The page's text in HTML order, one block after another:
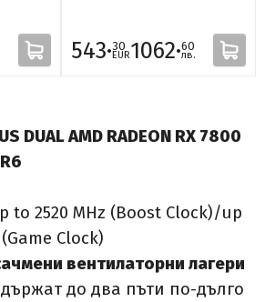
543·30
EUR1062·60
лв.
DUAL AMD RADEON RX 7800
to 2520 MHz (Boost Clock)/up
Clock)
вентилаторни лагери
до два пъти по-дълго